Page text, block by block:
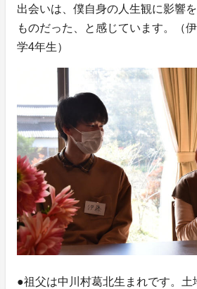
出会いは、僕自身の人生観に影響
ものだった、と感じています。（
学4年生）
●祖父は中川村葛北生まれです。土